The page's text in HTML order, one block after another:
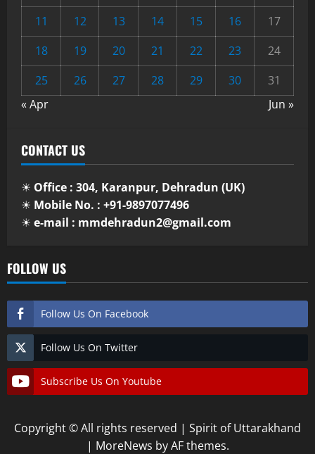
11
12 13 14 15 16
17
18
19 20 21 22 23
24
25
26 27 28 29 30
31
« Apr
Jun »
CONTACT US
☀ Office : 304, Karanpur, Dehradun (UK)
☀ Mobile No. : +91-9897077496
☀ e-mail : mmdehradun2@gmail.com
FOLLOW US
Follow Us On Facebook
Follow Us On Twitter
Subscribe Us On Youtube
Copyright © All rights reserved | Spirit of Uttarakhand
| MoreNews by AF themes.